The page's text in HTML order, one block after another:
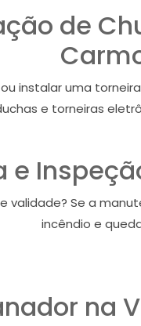
de
instalar uma
e torneiras
e
Se a
incêndio e
na